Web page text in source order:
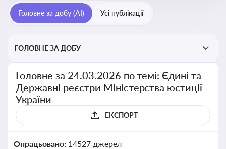
сімейних та майнових відносин
Головне за добу (AI) Усі публікації
ГОЛОВНЕ ЗА ДОБУ
Головне за 24.03.2026 по темі: Єдині та
Державні реєстри Міністерства юстиції
України
ЕКСПОРТ
Опрацьовано: 14527 джерел